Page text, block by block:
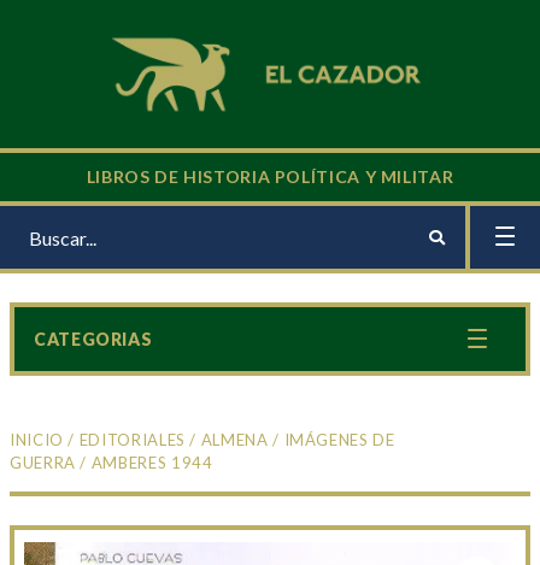
LIBROS DE HISTORIA POLÍTICA Y MILITAR
INICIO / EDITORIALES / ALMENA / IMÁGENES DE
GUERRA / AMBERES 1944
CATEGORIAS